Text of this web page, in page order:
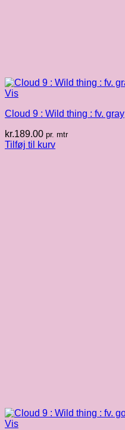
Vis
Cloud 9 : Wild thing : fv. gray
kr.189.00 pr. mtr
Tilføj til kurv
Vis